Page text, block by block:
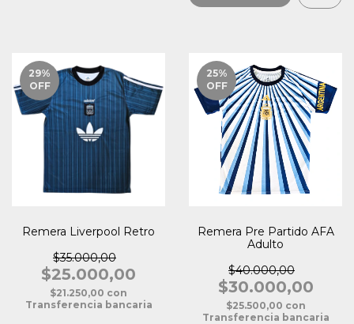
29%
OFF
Remera Liverpool Retro
$35.000,00
$25.000,00
$21.250,00 con
Transferencia bancaria
25%
OFF
Remera Pre Partido AFA
Adulto
$40.000,00
$30.000,00
$25.500,00 con
Transferencia bancaria